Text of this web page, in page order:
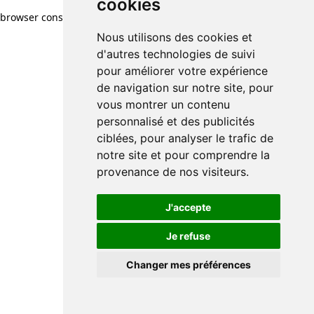
cookies
Nous utilisons des cookies et
d'autres technologies de suivi
pour améliorer votre expérience
de navigation sur notre site, pour
vous montrer un contenu
personnalisé et des publicités
ciblées, pour analyser le trafic de
notre site et pour comprendre la
provenance de nos visiteurs.
J'accepte
Je refuse
Changer mes préférences
browser console for more information)